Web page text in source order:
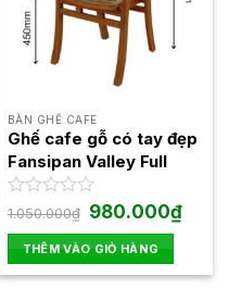
BÀN GHẾ CAFE
Ghế cafe gỗ có tay đẹp
Fansipan Valley Full
Được
hạng
0
5
1.050.000₫ Giá
gốc
là:
1.050.000₫.
980.000₫Giá
hiện
THÊM VÀO GIỎ HÀNG